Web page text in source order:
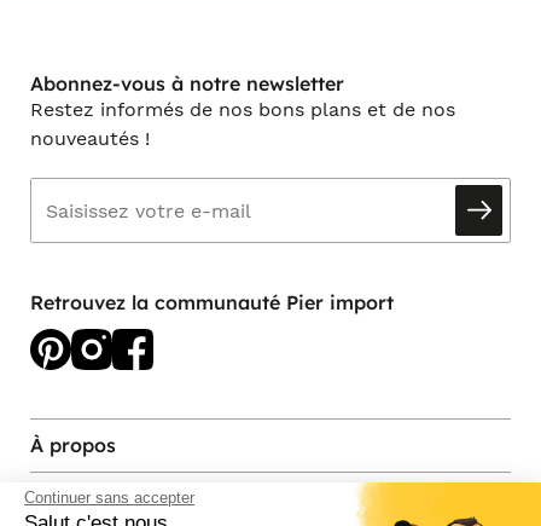
Continuer sans accepter
Abonnez-vous à notre newsletter
Restez informés de nos bons plans et de nos
nouveautés !
Retrouvez la communauté Pier import
À propos
Services et contact